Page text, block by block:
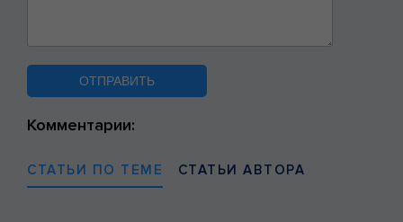
Комментарии:
СТАТЬИ ПО ТЕМЕ СТАТЬИ АВТОРА